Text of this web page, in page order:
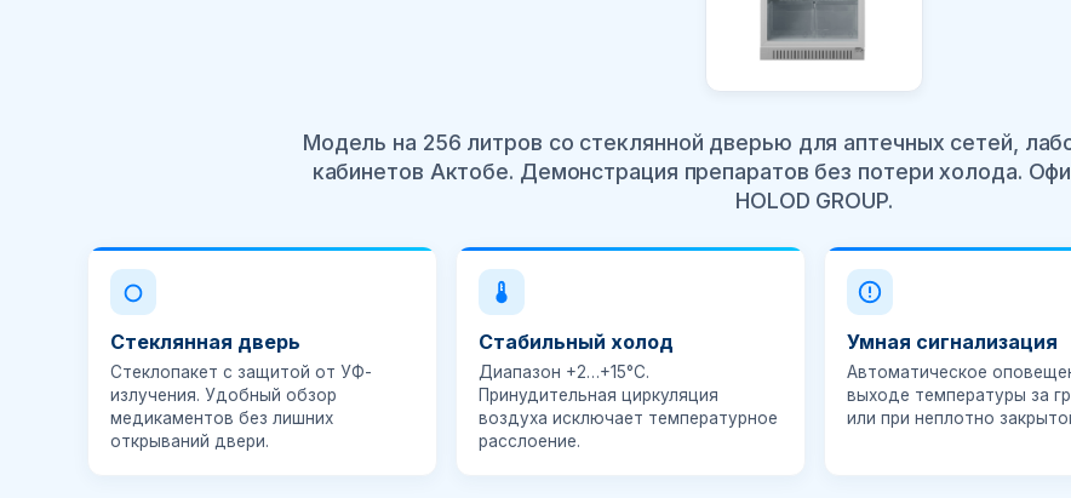
Модель на 256 литров со стеклянной дверью для аптечных сетей,
кабинетов Актобе. Демонстрация препаратов без потери холода.
HOLOD GROUP.
Стеклянная дверь
Стеклопакет с защитой от УФ-
излучения. Удобный обзор
медикаментов без лишних
открываний двери.
Стабильный холод
Диапазон +2…+15°C.
Принудительная циркуляция
воздуха исключает температурное
расслоение.
Умная сигнализация
Автоматическое
выходе температуры за
или при неплотно